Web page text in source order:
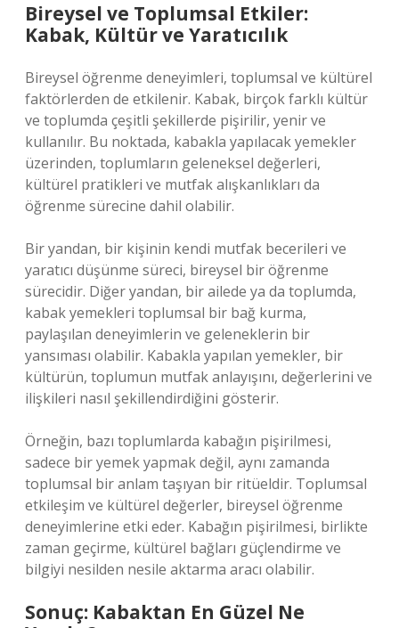
Bireysel ve Toplumsal Etkiler:
Kabak, Kültür ve Yaratıcılık
Bireysel öğrenme deneyimleri, toplumsal ve kültürel
faktörlerden de etkilenir. Kabak, birçok farklı kültür
ve toplumda çeşitli şekillerde pişirilir, yenir ve
kullanılır. Bu noktada, kabakla yapılacak yemekler
üzerinden, toplumların geleneksel değerleri,
kültürel pratikleri ve mutfak alışkanlıkları da
öğrenme sürecine dahil olabilir.
Bir yandan, bir kişinin kendi mutfak becerileri ve
yaratıcı düşünme süreci, bireysel bir öğrenme
sürecidir. Diğer yandan, bir ailede ya da toplumda,
kabak yemekleri toplumsal bir bağ kurma,
paylaşılan deneyimlerin ve geleneklerin bir
yansıması olabilir. Kabakla yapılan yemekler, bir
kültürün, toplumun mutfak anlayışını, değerlerini ve
ilişkileri nasıl şekillendirdiğini gösterir.
Örneğin, bazı toplumlarda kabağın pişirilmesi,
sadece bir yemek yapmak değil, aynı zamanda
toplumsal bir anlam taşıyan bir ritüeldir. Toplumsal
etkileşim ve kültürel değerler, bireysel öğrenme
deneyimlerine etki eder. Kabağın pişirilmesi, birlikte
zaman geçirme, kültürel bağları güçlendirme ve
bilgiyi nesilden nesile aktarma aracı olabilir.
Sonuç: Kabaktan En Güzel Ne